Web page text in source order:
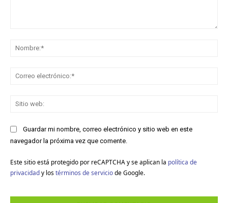
Guardar mi nombre, correo electrónico y sitio web en este
navegador la próxima vez que comente.
Este sitio está protegido por reCAPTCHA y se aplican la política de
privacidady los términos de serviciode Google.